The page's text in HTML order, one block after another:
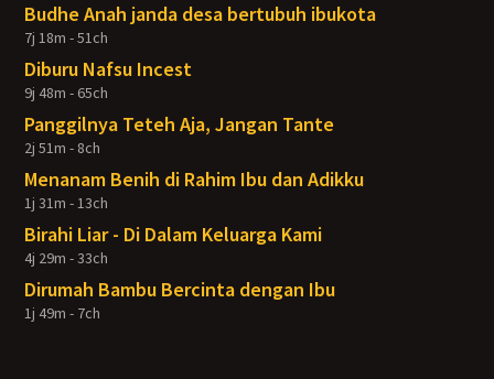
Budhe Anah janda desa bertubuh ibukota
7j 18m - 51ch
Diburu Nafsu Incest
9j 48m - 65ch
Panggilnya Teteh Aja, Jangan Tante
2j 51m - 8ch
Menanam Benih di Rahim Ibu dan Adikku
1j 31m - 13ch
Birahi Liar - Di Dalam Keluarga Kami
4j 29m - 33ch
Dirumah Bambu Bercinta dengan Ibu
1j 49m - 7ch